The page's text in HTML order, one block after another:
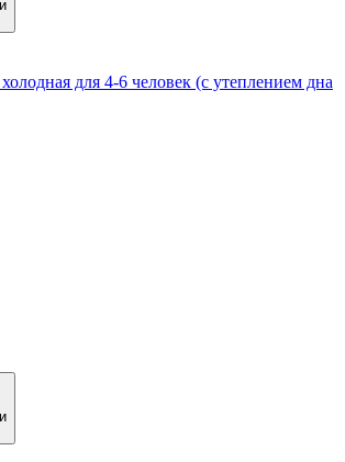
для 4-6 человек (с утеплением дна